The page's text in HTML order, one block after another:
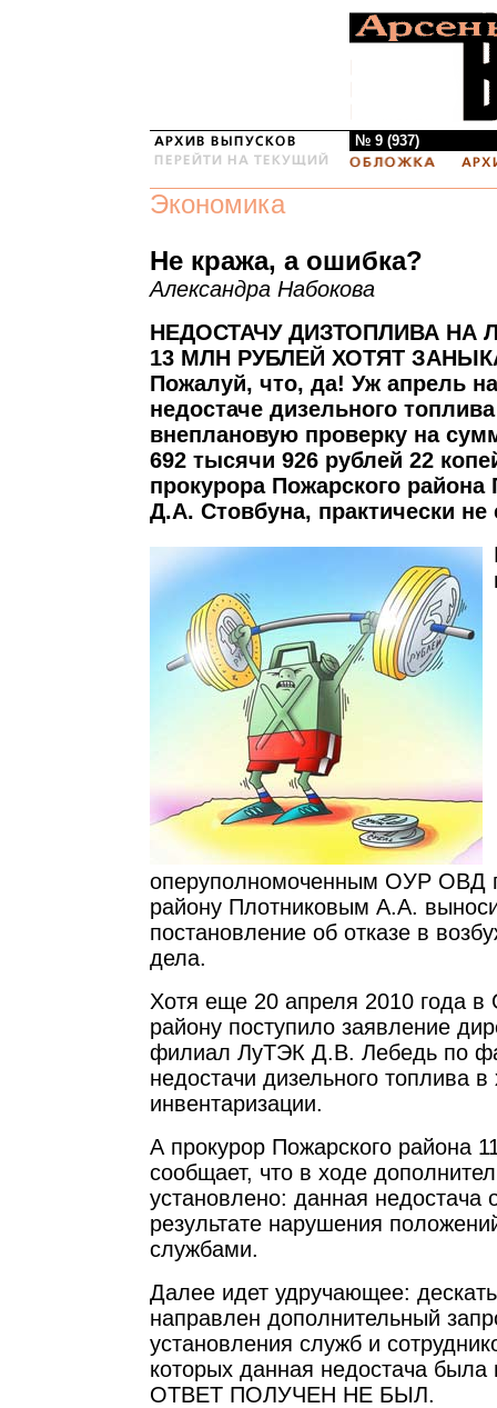
№ 9 (937)
Экономика
Не кража, а ошибка?
Александра Набокова
НЕДОСТАЧУ ДИЗТОПЛИВА НА
13 МЛН РУБЛЕЙ ХОТЯТ
Пожалуй, что, да! Уж апрель
недостаче дизельного
внеплановую проверку на
692 тысячи 926 рублей 22
прокурора Пожарского района
Д.А. Стовбуна, практически не
оперуполномоченным ОУР ОВД
району Плотниковым А.А.
постановление об отказе в
дела.
Хотя еще 20 апреля 2010 года
району поступило заявление
филиал ЛуТЭК Д.В. Лебедь по
недостачи дизельного топлива в
инвентаризации.
А прокурор Пожарского района
сообщает, что в ходе
установлено: данная недостача
результате нарушения
службами.
Далее идет удручающее:
направлен дополнительный
установления служб и
которых данная недостача
ОТВЕТ ПОЛУЧЕН НЕ БЫЛ.